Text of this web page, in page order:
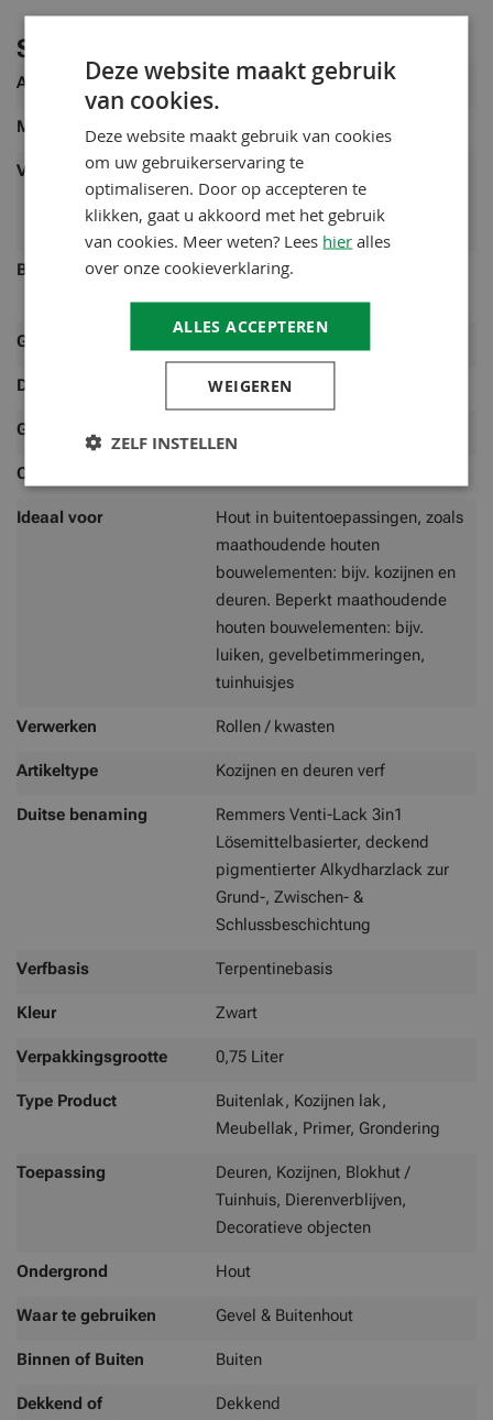
Specificaties
Meer
informatie
Artikelnummer FXA-27099011
Merk Remmers
Verbruik
Ca. 50 - 70 ml/m² per laag, het
verbruik is afhankelijk van de
ondergrond
Bereik
0,75L is voldoende voor ca. 10 - 15
m² bij het aanbrengen van 1 laag
Gewicht
Dekkend/transparant Dekkend
Glansgraad
Ondergrond
Ideaal voor
Hout in buitentoepassingen, zoals
maathoudende houten
bouwelementen: bijv. kozijnen en
deuren. Beperkt maathoudende
houten bouwelementen: bijv.
luiken, gevelbetimmeringen,
tuinhuisjes
Verwerken Rollen / kwasten
Artikeltype Kozijnen en deuren verf
Duitse benaming
Remmers Venti-Lack 3in1
Lösemittelbasierter, deckend
pigmentierter Alkydharzlack zur
Grund-, Zwischen- &
Schlussbeschichtung
Verfbasis Terpentinebasis
Kleur Zwart
Verpakkingsgrootte 0,75 Liter
Type Product
Buitenlak, Kozijnen lak,
Meubellak, Primer, Grondering
Toepassing
Deuren, Kozijnen, Blokhut /
Tuinhuis, Dierenverblijven,
Decoratieve objecten
Ondergrond Hout
Waar te gebruiken Gevel & Buitenhout
Binnen of Buiten Buiten
Dekkend of
Dekkend
Deze website maakt gebruik
van cookies.
Deze website maakt gebruik van cookies
om uw gebruikerservaring te
optimaliseren. Door op accepteren te
klikken, gaat u akkoord met het gebruik
van cookies. Meer weten? Lees hier alles
over onze cookieverklaring.
ALLES ACCEPTEREN
WEIGEREN
ZELF INSTELLEN